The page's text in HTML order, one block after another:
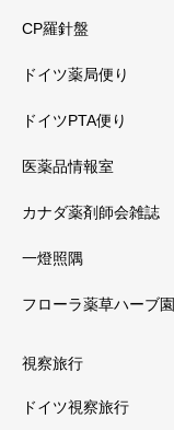
CP羅針盤
ドイツ薬局便り
ドイツPTA便り
医薬品情報室
カナダ薬剤師会雑誌
一燈照隅
フローラ薬草ハーブ園
視察旅行
ドイツ視察旅行